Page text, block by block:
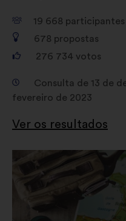
19 668 participantes
678 propostas
276 734 votos
Consulta de 13 de
fevereiro de 2023
Ver os resultados
novo